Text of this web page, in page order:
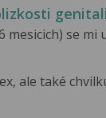
se mi
ale také